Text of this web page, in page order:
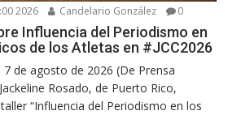
2026 Candelario González 0
Influencia del Periodismo en
de los Atletas en #JCC2026
de agosto de 2026 (De Prensa
Rosado, de Puerto Rico,
“Influencia del Periodismo en los